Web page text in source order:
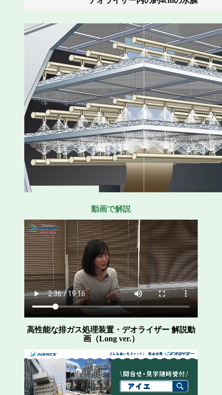
動画で解説
高性能な排ガス処理装置・デオライザー 解説動
画（Long ver.）